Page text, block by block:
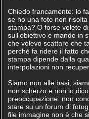
Chiedo francamente: lo
se ho una foto non
stampa? O forse volete
sull'obiettivo e mando in
che volevo scattare che
perché fa ridere il fatto
stampa dipende dalla
interpolazioni non
Siamo non alle basi,
non scherzo e non lo
preoccupazione: non
stare su un forum di
file immagine non è che